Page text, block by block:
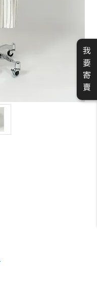
我
要
寄
賣